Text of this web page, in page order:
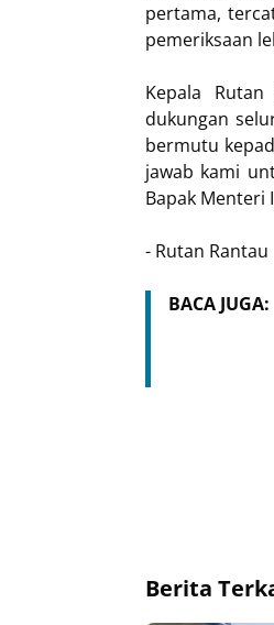
pertama,
pemeriksaan
Kepala
dukungan
bermutu
jawab kami
Bapak Menteri
- Rutan Rantau
BACA JUGA:
Berita